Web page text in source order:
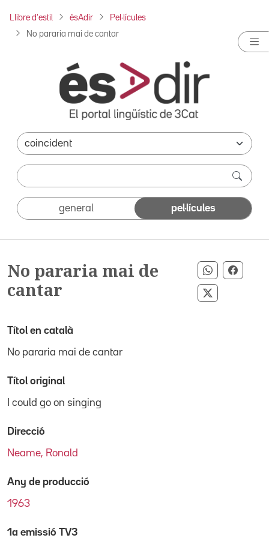
Llibre d'estil ésAdir Pel·lícules
No pararia mai de cantar
general pel·lícules
No pararia mai de
cantar
Compartir
Compartir
Títol en català
No pararia mai de cantar
Títol original
I could go on singing
Direcció
Neame, Ronald
Any de producció
1963
1a emissió TV3